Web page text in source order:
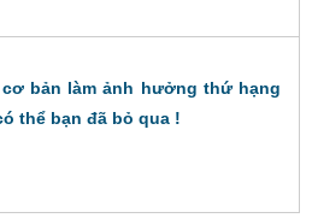
cơ bản làm ảnh hưởng thứ hạng
thể bạn đã bỏ qua !